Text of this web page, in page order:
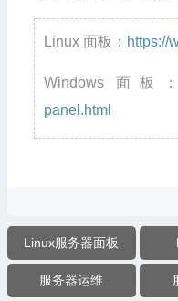
Linux 面板： https://
Windows 面板
panel.html
Linux服务器面板
服务器运维